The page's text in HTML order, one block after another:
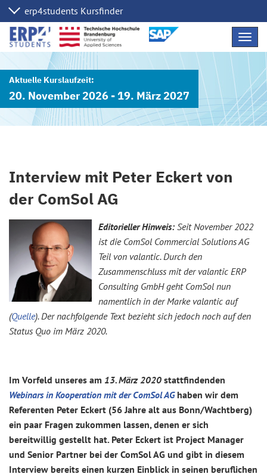
20. November 2026 - 19. März 2027
Interview mit Peter Eckert von
der ComSol AG
Editorieller Hinweis:Seit November 2022
ist die ComSol Commercial Solutions AG
Teil von valantic. Durch den
Zusammenschluss mit der valantic ERP
Consulting GmbH geht ComSol nun
namentlich in der Marke valantic auf
(Quelle). Der nachfolgende Text bezieht sich jedoch noch auf den
Status Quo im März 2020.
Im Vorfeld unseres am 13. März 2020 stattfindenden
Webinars in Kooperation mit der ComSol AGhaben wir dem
Referenten Peter Eckert (56 Jahre alt aus Bonn/Wachtberg)
ein paar Fragen zukommen lassen, denen er sich
bereitwillig gestellt hat. Peter Eckert ist Project Manager
und Senior Partner bei der ComSol AG und gibt in diesem
Interview bereits einen kurzen Einblick in seinen beruflichen